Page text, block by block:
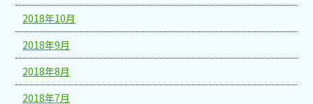
2018年10月
2018年9月
2018年8月
2018年7月